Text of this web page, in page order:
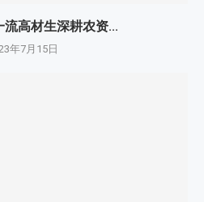
高材生深耕农资...
年7月15日